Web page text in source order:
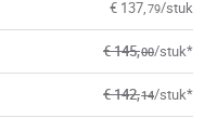
€ 137,79/stuk
€ 145,00/stuk*
€ 142,14/stuk*